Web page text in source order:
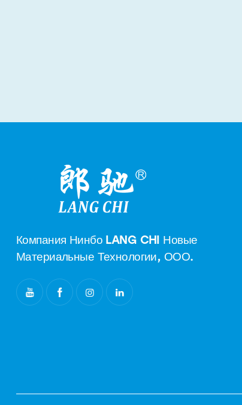
Компания Нинбо LANG CHI Новые
Материальные Технологии, ООО.